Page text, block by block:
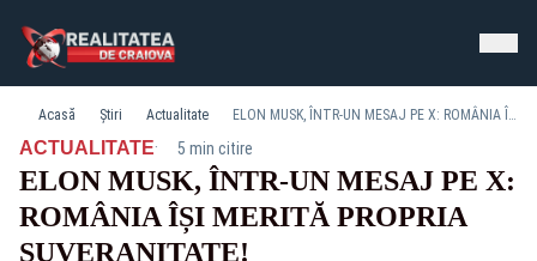
Acasă Știri Actualitate ELON MUSK, ÎNTR-UN MESAJ PE X: ROMÂNIA ÎȘI MERITĂ PROPRIA SUVERANITATE!
ACTUALITATE· 5 min citire
ELON MUSK, ÎNTR-UN MESAJ PE X:
ROMÂNIA ÎȘI MERITĂ PROPRIA
SUVERANITATE!